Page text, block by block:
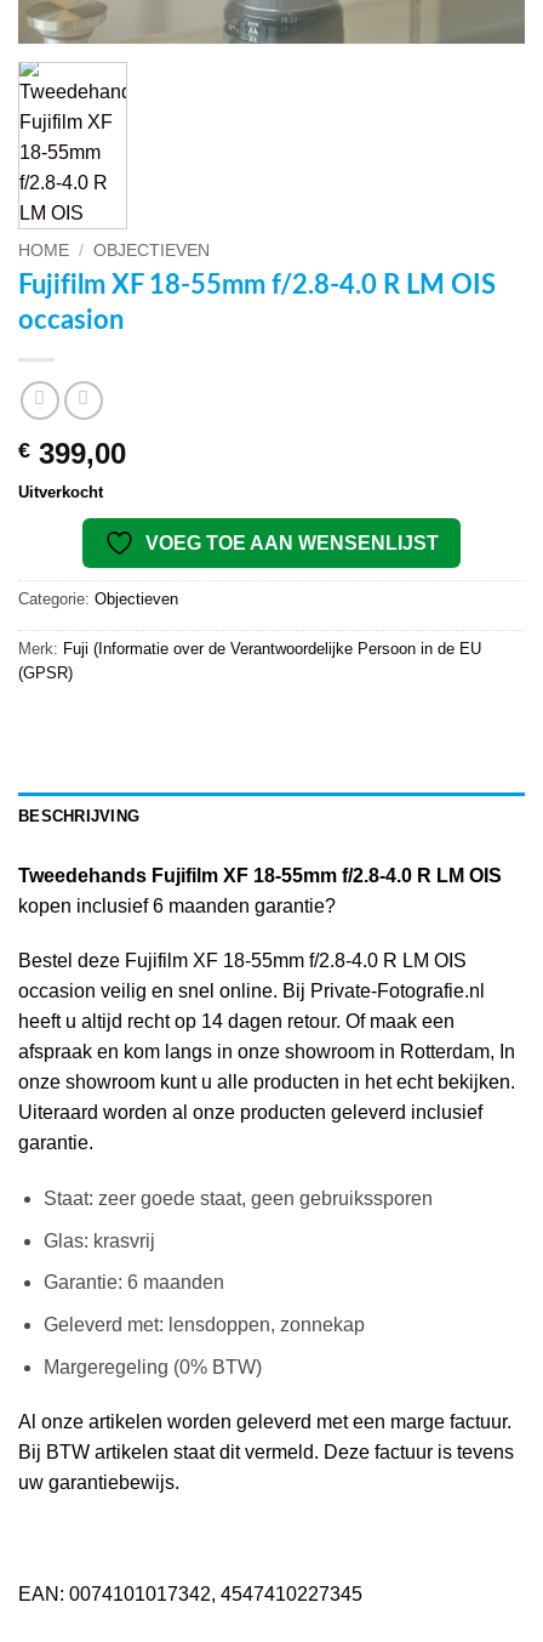
HOME / OBJECTIEVEN
Fujifilm XF 18-55mm f/2.8-4.0 R LM OIS
occasion
€ 399,00
Uitverkocht
VOEG TOE AAN WENSENLIJST
Categorie: Objectieven
Merk: Fuji (Informatie over de Verantwoordelijke Persoon in de EU
(GPSR)
BESCHRIJVING
Tweedehands Fujifilm XF 18-55mm f/2.8-4.0 R LM OIS
kopen inclusief 6 maanden garantie?
Bestel deze Fujifilm XF 18-55mm f/2.8-4.0 R LM OIS
occasion veilig en snel online. Bij Private-Fotografie.nl
heeft u altijd recht op 14 dagen retour. Of maak een
afspraak en kom langs in onze showroom in Rotterdam, In
onze showroom kunt u alle producten in het echt bekijken.
Uiteraard worden al onze producten geleverd inclusief
garantie.
Staat: zeer goede staat, geen gebruikssporen
Glas: krasvrij
Garantie: 6 maanden
Geleverd met: lensdoppen, zonnekap
Margeregeling (0% BTW)
Al onze artikelen worden geleverd met een marge factuur.
Bij BTW artikelen staat dit vermeld. Deze factuur is tevens
uw garantiebewijs.
EAN: 0074101017342, 4547410227345